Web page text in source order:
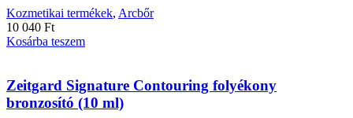
Kozmetikai termékek, Arcbőr
10 040 Ft
Kosárba teszem
Zeitgard Signature Contouring folyékony
bronzosító (10 ml)